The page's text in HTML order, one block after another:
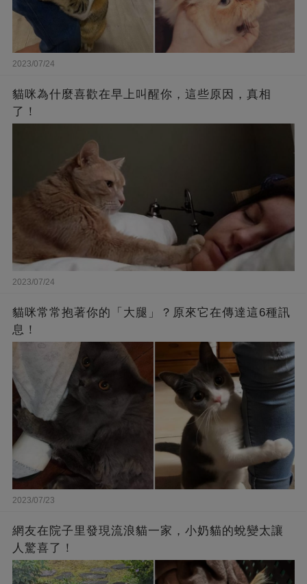
2023/07/24
貓咪為什麼喜歡在早上叫醒你，這些原因，真相
了！
2023/07/24
貓咪常常抱著你的「大腿」？原來它在傳達這6種訊
息！
2023/07/23
網友在院子里發現流浪貓一家，小奶貓的蛻變太讓
人驚喜了！